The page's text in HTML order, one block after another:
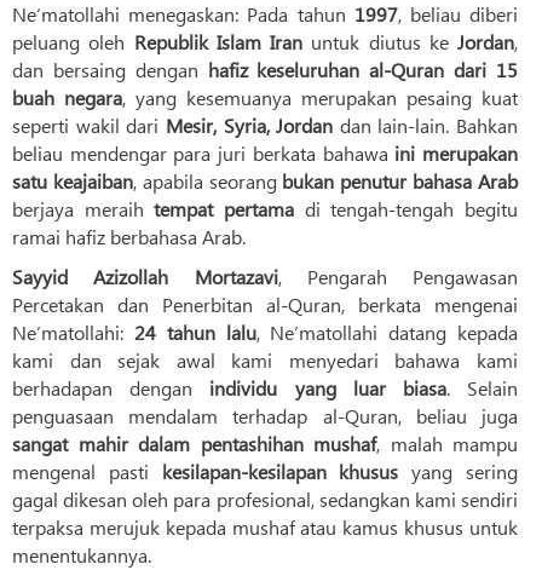
Ne‘matollahi menegaskan: Pada tahun 1997, beliau diberi
peluang oleh Republik Islam Iran untuk diutus ke Jordan,
dan bersaing dengan hafiz keseluruhan al-Quran dari 15
buah negara, yang kesemuanya merupakan pesaing kuat
seperti wakil dari Mesir, Syria, Jordan dan lain-lain. Bahkan
beliau mendengar para juri berkata bahawa ini merupakan
satu keajaiban, apabila seorang bukan penutur bahasa Arab
berjaya meraihtempat pertama di tengah-tengah begitu
ramai hafiz berbahasa Arab.
Sayyid Azizollah Mortazavi, Pengarah Pengawasan
Percetakan dan Penerbitan al-Quran, berkata mengenai
Ne‘matollahi: 24 tahun lalu, Ne‘matollahi datang kepada
kami dan sejak awal kami menyedari bahawa kami
berhadapan dengan individu yang luar biasa. Selain
penguasaan mendalam terhadap al-Quran, beliau juga
sangat mahir dalam pentashihan mushaf, malah mampu
mengenal pasti kesilapan-kesilapan khusus yang sering
gagal dikesan oleh para profesional, sedangkan kami sendiri
terpaksa merujuk kepada mushaf atau kamus khusus untuk
menentukannya.